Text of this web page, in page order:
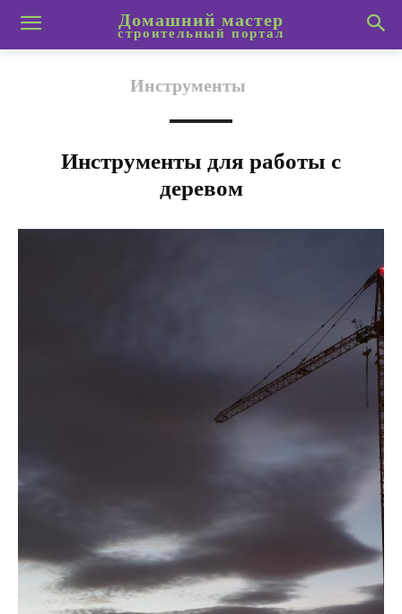
Домашний мастер
строительный портал
Инструменты
Инструменты для работы с
деревом